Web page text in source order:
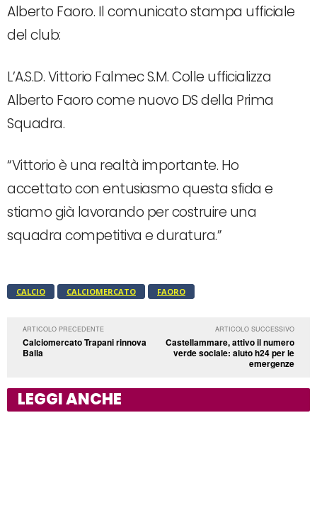
Alberto Faoro. Il comunicato stampa ufficiale
del club:
L’A.S.D. Vittorio Falmec S.M. Colle ufficializza
Alberto Faoro come nuovo DS della Prima
Squadra.
“Vittorio è una realtà importante. Ho
accettato con entusiasmo questa sfida e
stiamo già lavorando per costruire una
squadra competitiva e duratura.”
CALCIO CALCIOMERCATO FAORO
ARTICOLO PRECEDENTE
Calciomercato Trapani rinnova
Balla
ARTICOLO SUCCESSIVO
Castellammare, attivo il numero
verde sociale: aiuto h24 per le
emergenze
LEGGI ANCHE